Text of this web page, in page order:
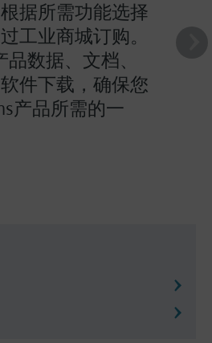
据所需功能选择
工业商城订购。
品数据、文档、
件下载，确保您
产品所需的一